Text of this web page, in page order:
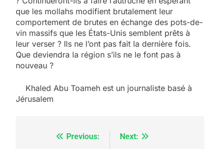
que les mollahs modifient brutalement leur
comportement de brutes en échange des pots-de-
vin massifs que les États-Unis semblent prêts à
leur verser ? Ils ne l’ont pas fait la dernière fois.
Que deviendra la région s’ils ne le font pas à
nouveau ?
Khaled Abu Toameh est un journaliste basé à
Jérusalem
NavigationPrevious:
Next: